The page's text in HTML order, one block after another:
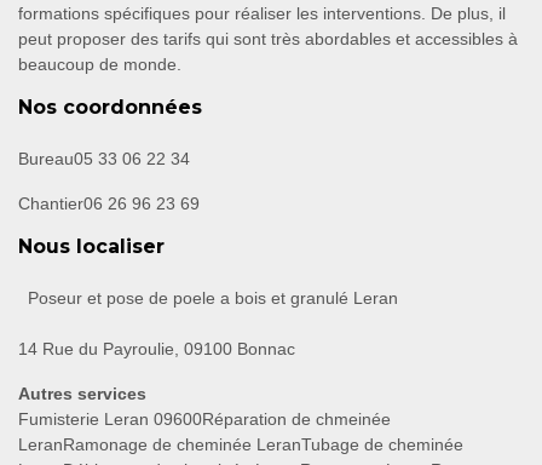
formations spécifiques pour réaliser les interventions. De plus, il
peut proposer des tarifs qui sont très abordables et accessibles à
beaucoup de monde.
Nos coordonnées
Bureau05 33 06 22 34
Chantier06 26 96 23 69
Nous localiser
Poseur et pose de poele a bois et granulé Leran
14 Rue du Payroulie, 09100 Bonnac
Autres services
Fumisterie Leran 09600Réparation de chmeinée
LeranRamonage de cheminée LeranTubage de cheminée